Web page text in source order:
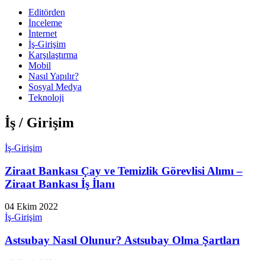
Editörden
İnceleme
İnternet
İş-Girişim
Karşılaştırma
Mobil
Nasıl Yapılır?
Sosyal Medya
Teknoloji
İş / Girişim
İş-Girişim
Ziraat Bankası Çay ve Temizlik Görevlisi Alımı –
Ziraat Bankası İş İlanı
04 Ekim 2022
İş-Girişim
Astsubay Nasıl Olunur? Astsubay Olma Şartları